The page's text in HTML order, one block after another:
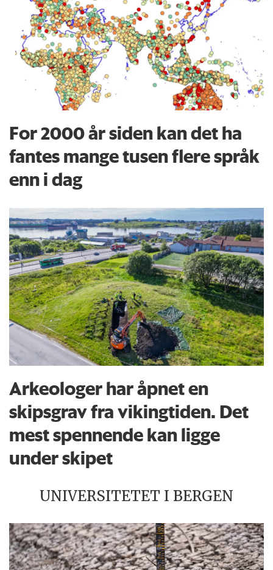
For 2000 år siden kan det ha
fantes mange tusen flere språk
enn i dag
Arkeologer har åpnet en
skipsgrav fra vikingtiden. Det
mest spennende kan ligge
under skipet
UNIVERSITETET I BERGEN